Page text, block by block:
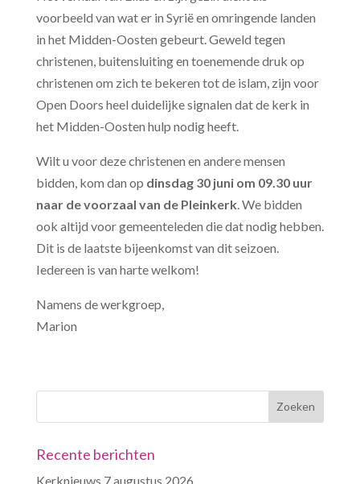
voorbeeld van wat er in Syrië en omringende landen
in het Midden-Oosten gebeurt. Geweld tegen
christenen, buitensluiting en toenemende druk op
christenen om zich te bekeren tot de islam, zijn voor
Open Doors heel duidelijke signalen dat de kerk in
het Midden-Oosten hulp nodig heeft.
Wilt u voor deze christenen en andere mensen
bidden, kom dan op dinsdag 30 juni om 09.30 uur
naar de voorzaal van de Pleinkerk. We bidden
ook altijd voor gemeenteleden die dat nodig hebben.
Dit is de laatste bijeenkomst van dit seizoen.
Iedereen is van harte welkom!
Namens de werkgroep,
Marion
Recente berichten
Kerknieuws 7 augustus 2026